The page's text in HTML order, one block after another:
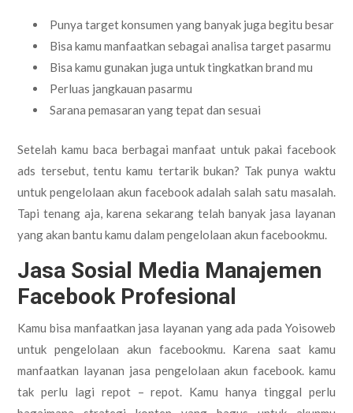
Punya target konsumen yang banyak juga begitu besar
Bisa kamu manfaatkan sebagai analisa target pasarmu
Bisa kamu gunakan juga untuk tingkatkan brand mu
Perluas jangkauan pasarmu
Sarana pemasaran yang tepat dan sesuai
Setelah kamu baca berbagai manfaat untuk pakai facebook
ads tersebut, tentu kamu tertarik bukan? Tak punya waktu
untuk pengelolaan akun facebook adalah salah satu masalah.
Tapi tenang aja, karena sekarang telah banyak jasa layanan
yang akan bantu kamu dalam pengelolaan akun facebookmu.
Jasa Sosial Media Manajemen
Facebook Profesional
Kamu bisa manfaatkan jasa layanan yang ada pada Yoisoweb
untuk pengelolaan akun facebookmu. Karena saat kamu
manfaatkan layanan jasa pengelolaan akun facebook. kamu
tak perlu lagi repot – repot. Kamu hanya tinggal perlu